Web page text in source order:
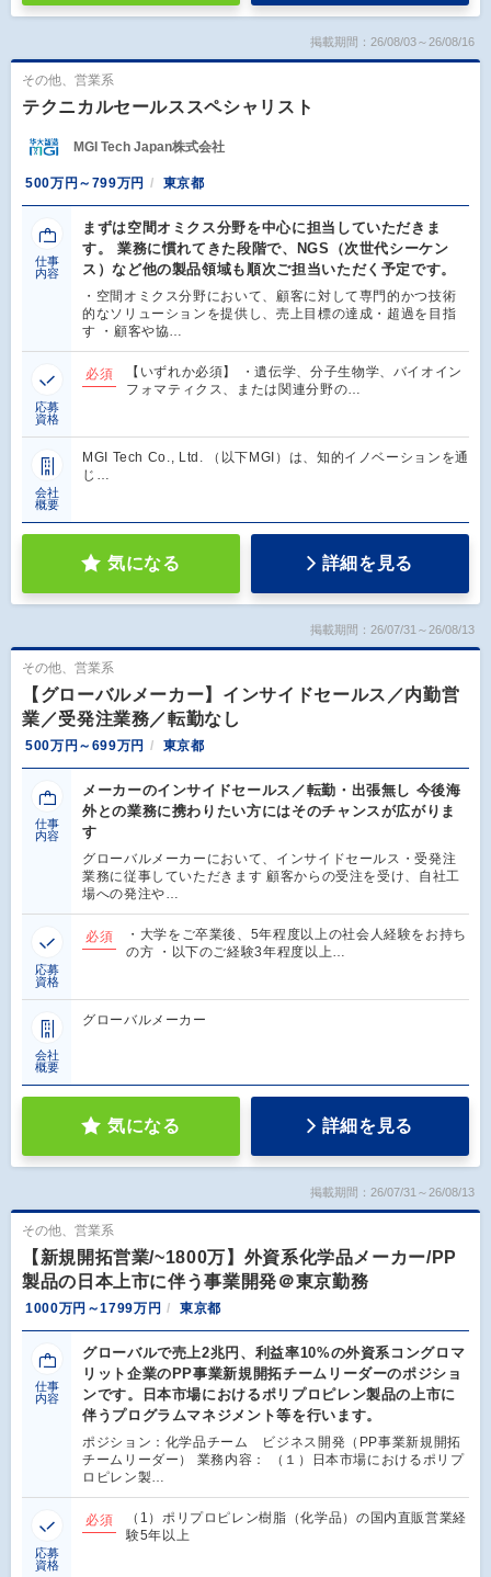
掲載期間：26/08/03～26/08/16
その他、営業系
テクニカルセールススペシャリスト
MGI Tech Japan株式会社
500万円～799万円 東京都
仕事
内容
まずは空間オミクス分野を中心に担当していただきま
す。 業務に慣れてきた段階で、NGS（次世代シーケン
ス）など他の製品領域も順次ご担当いただく予定です。
・空間オミクス分野において、顧客に対して専門的かつ技術
的なソリューションを提供し、売上目標の達成・超過を目指
す ・顧客や協…
応募
資格
必須
【いずれか必須】 ・遺伝学、分子生物学、バイオイン
フォマティクス、または関連分野の…
会社
概要
MGI Tech Co., Ltd. （以下MGI）は、知的イノベーションを通
じ…
気になる 詳細を見る
掲載期間：26/07/31～26/08/13
その他、営業系
【グローバルメーカー】インサイドセールス／内勤営
業／受発注業務／転勤なし
500万円～699万円 東京都
仕事
内容
メーカーのインサイドセールス／転勤・出張無し 今後海
外との業務に携わりたい方にはそのチャンスが広がりま
す
グローバルメーカーにおいて、インサイドセールス・受発注
業務に従事していただきます 顧客からの受注を受け、自社工
場への発注や…
応募
資格
必須
・大学をご卒業後、5年程度以上の社会人経験をお持ち
の方 ・以下のご経験3年程度以上…
会社
概要
グローバルメーカー
気になる 詳細を見る
掲載期間：26/07/31～26/08/13
その他、営業系
【新規開拓営業/~1800万】外資系化学品メーカー/PP
製品の日本上市に伴う事業開発＠東京勤務
1000万円～1799万円 東京都
仕事
内容
グローバルで売上2兆円、利益率10%の外資系コングロマ
リット企業のPP事業新規開拓チームリーダーのポジショ
ンです。日本市場におけるポリプロピレン製品の上市に
伴うプログラムマネジメント等を行います。
ポジション：化学品チーム ビジネス開発（PP事業新規開拓
チームリーダー） 業務内容： （１）日本市場におけるポリプ
ロピレン製…
応募
資格
必須
（1）ポリプロピレン樹脂（化学品）の国内直販営業経
験5年以上